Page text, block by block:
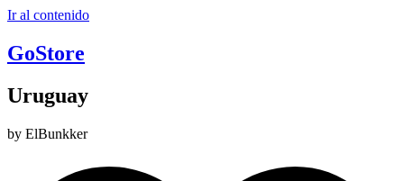
Ir al contenido
GoStore
Uruguay
by ElBunkker